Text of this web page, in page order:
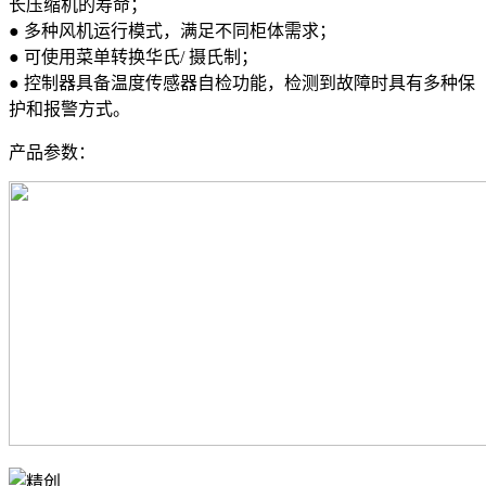
长压缩机的寿命；
● 多种风机运行模式，满足不同柜体需求；
● 可使用菜单转换华氏/ 摄氏制；
● 控制器具备温度传感器自检功能，检测到故障时具有多种保
护和报警方式。
产品参数：